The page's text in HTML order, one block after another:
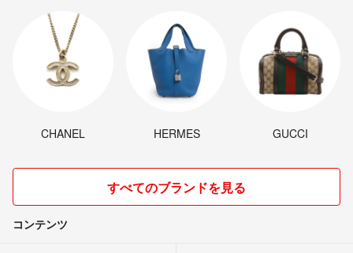
CHANEL HERMES GUCCI
すべてのブランドを見る
コンテンツ